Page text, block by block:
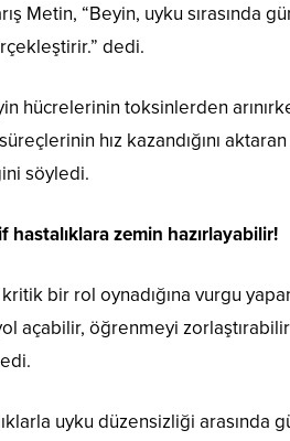
Metin, “Beyin, uyku sırasında
dedi.
hücrelerinin toksinlerden
hız kazandığını
söyledi.
zemin hazırlayabilir!
bir rol oynadığına vurgu
açabilir, öğrenmeyi
uyku düzensizliği arasında